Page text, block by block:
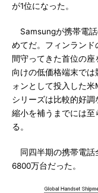
が1位になった。
Samsungが携帯電話
めてだ。フィンランド
間守ってきた首位の
向けの低価格端末で
ォンとして投入した
シリーズは比較的好
縮小を補うまでには
る。
同四半期の携帯電話
6800万台だった。